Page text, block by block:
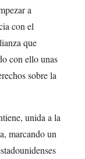
a
con el
que
con ello unas
sobre la
unida a la
marcando un